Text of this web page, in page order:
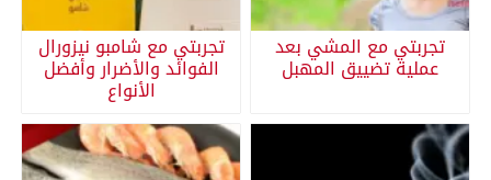
تجربتي مع المشي بعد
عملية تضييق المهبل
تجربتي مع شامبو نيزورال
الفوائد والأضرار وأفضل
الأنواع